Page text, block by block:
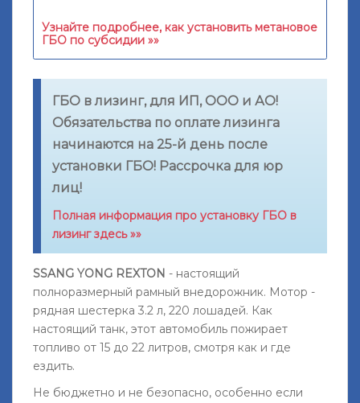
Узнайте подробнее, как установить метановое
ГБО по субсидии »»
ГБО в лизинг, для ИП, ООО и АО!
Обязательства по оплате лизинга
начинаются на 25-й день после
установки ГБО! Рассрочка для юр
лиц!
Полная информация про установку ГБО в
лизинг здесь »»
SSANG YONG REXTON - настоящий
полноразмерный рамный внедорожник. Мотор -
рядная шестерка 3.2 л, 220 лошадей. Как
настоящий танк, этот автомобиль пожирает
топливо от 15 до 22 литров, смотря как и где
ездить.
Не бюджетно и не безопасно, особенно если